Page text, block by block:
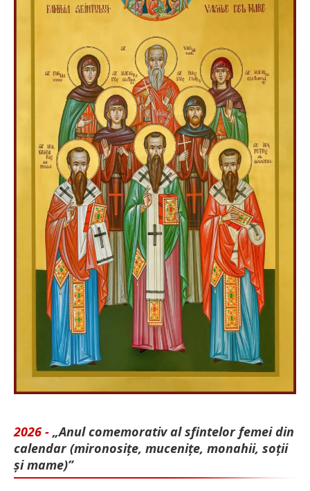
2026 - „Anul comemorativ al sfintelor femei din
calendar (mironosițe, mu­cenițe, monahii, soții
și mame)”